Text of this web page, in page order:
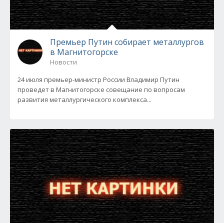
Премьер Путин собирает металлургов
в Магнитогорске
Новости
24 июля премьер-министр России Владимир Путин
проведет в Магнитогорске совещание по вопросам
развития металлургического комплекса...